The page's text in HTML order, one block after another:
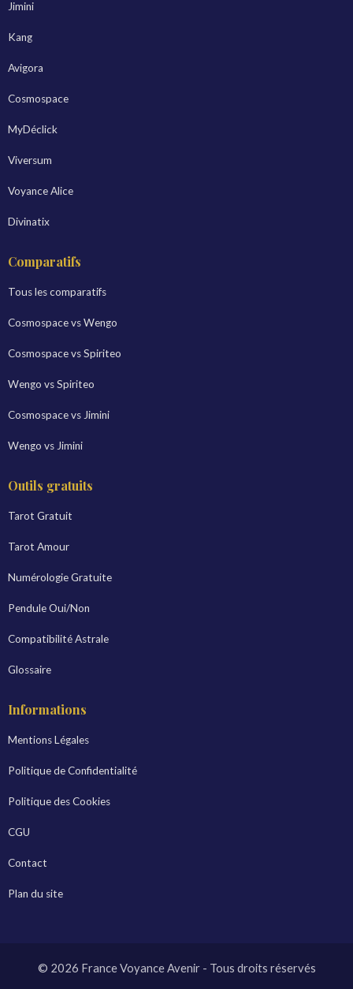
Jimini
Kang
Avigora
Cosmospace
MyDéclick
Viversum
Voyance Alice
Divinatix
Comparatifs
Tous les comparatifs
Cosmospace vs Wengo
Cosmospace vs Spiriteo
Wengo vs Spiriteo
Cosmospace vs Jimini
Wengo vs Jimini
Outils gratuits
Tarot Gratuit
Tarot Amour
Numérologie Gratuite
Pendule Oui/Non
Compatibilité Astrale
Glossaire
Informations
Mentions Légales
Politique de Confidentialité
Politique des Cookies
CGU
Contact
Plan du site
© 2026 France Voyance Avenir - Tous droits réservés